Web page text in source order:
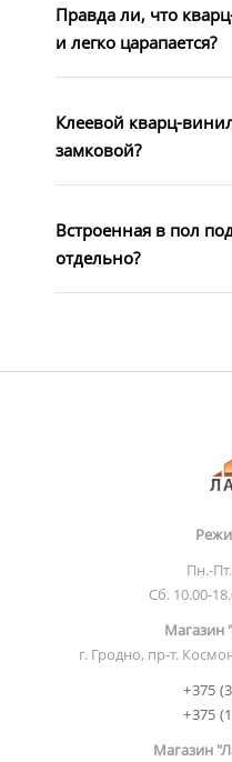
Правда ли, что
и легко царапается?
Клеевой кварц-
замковой?
Встроенная в пол
отдельно?
Пн.-
Сб. 10.00-
Магазин
г. Гродно, пр-т.
+375
+375
Магазин